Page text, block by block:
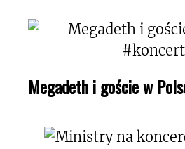
Megadeth i goście w